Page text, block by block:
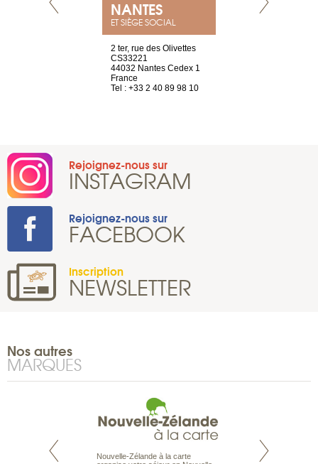
NANTES
ET SIÈGE SOCIAL
2 ter, rue des Olivettes
CS33221
44032 Nantes Cedex 1
France
Tel : +33 2 40 89 98 10
Rejoignez-nous sur
INSTAGRAM
Rejoignez-nous sur
FACEBOOK
Inscription
NEWSLETTER
Nos autres
MARQUES
est le spécialiste
Nouvelle-Zélande à la carte
Notre site